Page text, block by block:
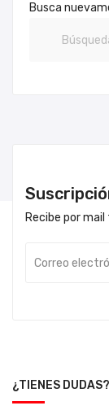
Busca
Recibe por
¿TIENES DUDAS?